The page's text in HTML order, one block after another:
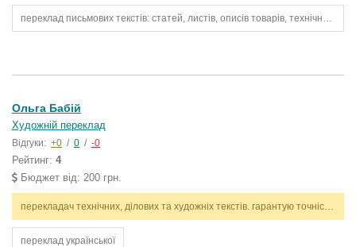
переклад письмових текстів: статей, листів, описів товарів, технічних інструкцій
Ольга Бабій
Художній переклад
Відгуки: +0 / 0 / -0
Рейтинг: 4
Бюджет від: 200 грн.
перекладач технічних, ділових та художніх текстів. гарантую точність, стилістичну відповідність і дотримання термінів. працюю з англійською та українською мовами.
переклад української